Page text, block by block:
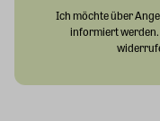
Ich möchte über
informiert